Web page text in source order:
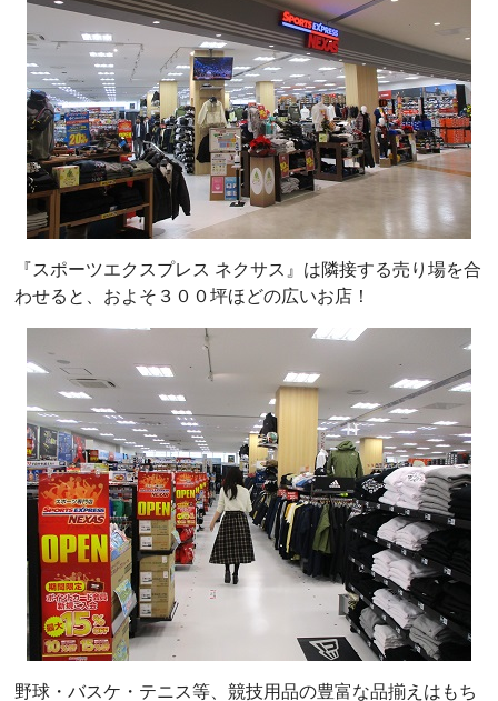
『スポーツエクスプレス ネクサス』は隣接する売り場を合
わせると、およそ３００坪ほどの広いお店！
野球・バスケ・テニス等、競技用品の豊富な品揃えはもち